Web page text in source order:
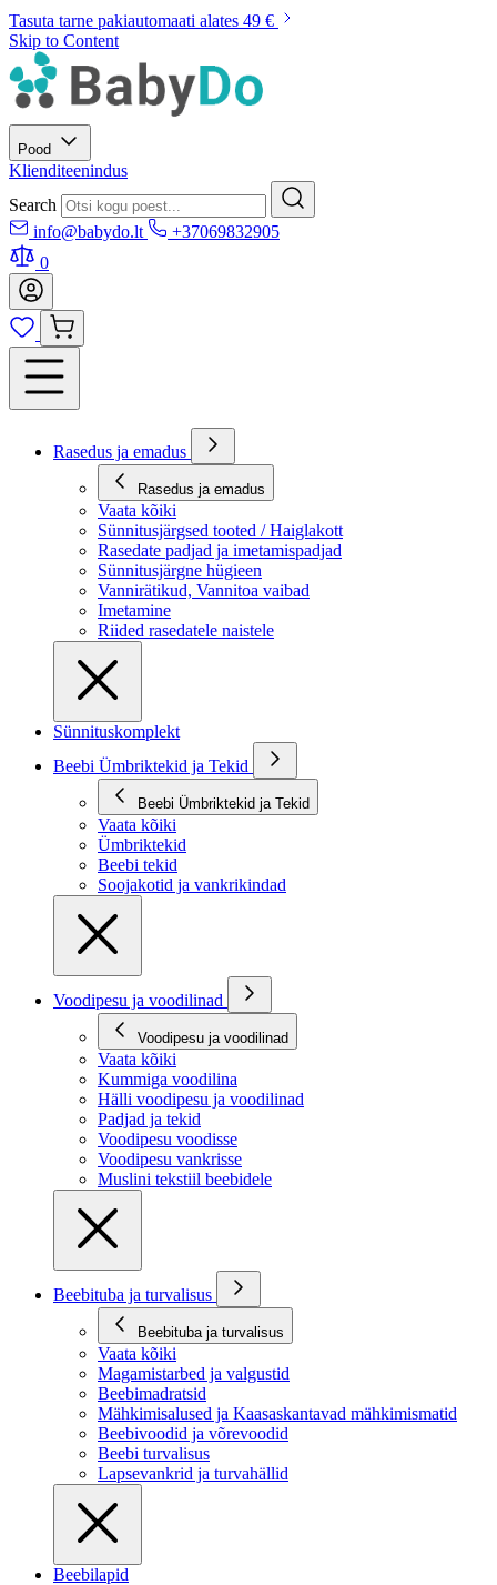
Tasuta tarne pakiautomaati alates 49 €
Skip to Content
Pood
Klienditeenindus
Search
info@babydo.lt
+37069832905
0
Rasedus ja emadus
Rasedus ja emadus
Vaata kõiki
Sünnitusjärgsed tooted / Haiglakott
Rasedate padjad ja imetamispadjad
Sünnitusjärgne hügieen
Vannirätikud, Vannitoa vaibad
Imetamine
Riided rasedatele naistele
Sünnituskomplekt
Beebi Ümbriktekid ja Tekid
Beebi Ümbriktekid ja Tekid
Vaata kõiki
Ümbriktekid
Beebi tekid
Soojakotid ja vankrikindad
Voodipesu ja voodilinad
Voodipesu ja voodilinad
Vaata kõiki
Kummiga voodilina
Hälli voodipesu ja voodilinad
Padjad ja tekid
Voodipesu voodisse
Voodipesu vankrisse
Muslini tekstiil beebidele
Beebituba ja turvalisus
Beebituba ja turvalisus
Vaata kõiki
Magamistarbed ja valgustid
Beebimadratsid
Mähkimisalused ja Kaasaskantavad mähkimismatid
Beebivoodid ja võrevoodid
Beebi turvalisus
Lapsevankrid ja turvahällid
Beebilapid